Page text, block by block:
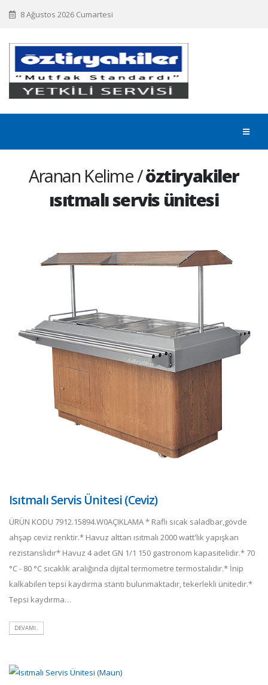
8 Ağustos 2026 Cumartesi
Aranan Kelime /öztiryakiler
ısıtmalı servis ünitesi
Isıtmalı Servis Ünitesi (Ceviz)
ÜRÜN KODU 7912.15894.W0AÇIKLAMA * Raflı sıcak saladbar,gövde
ahşap ceviz renktir.* Havuz alttan ısıtmalı 2000 watt'lık yapışkan
rezistanslıdır* Havuz 4 adet GN 1/1 150 gastronom kapasitelidir.* 70
°C - 80 °C sıcaklık aralığında dijital termometre termostalıdır.* İnip
kalkabilen tepsi kaydırma stantı bulunmaktadır, tekerlekli ünitedir.*
Tepsi kaydırma…
DEVAMI..